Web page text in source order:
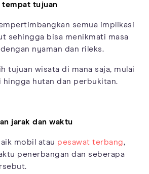
tempat tujuan
semua implikasi
sehingga bisa menikmati masa
nyaman dan rileks.
tujuan wisata di mana saja, mulai
hingga hutan dan perbukitan.
jarak dan waktu
mobil atau pesawat terbang,
penerbangan dan seberapa